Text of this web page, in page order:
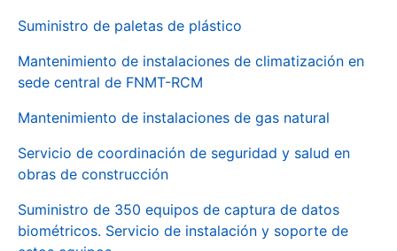
Suministro de paletas de plástico
Mantenimiento de instalaciones de climatización en
sede central de FNMT-RCM
Mantenimiento de instalaciones de gas natural
Servicio de coordinación de seguridad y salud en
obras de construcción
Suministro de 350 equipos de captura de datos
biométricos. Servicio de instalación y soporte de